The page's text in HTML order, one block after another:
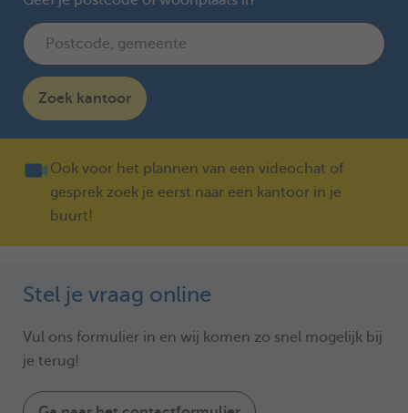
Zoek kantoor
Ook voor het plannen van een videochat of
gesprek zoek je eerst naar een kantoor in je
buurt!
Stel je vraag online
Vul ons formulier in en wij komen zo snel mogelijk bij
je terug!